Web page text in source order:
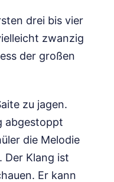
drei bis vier
zwanzig
der großen
zu jagen.
abgestoppt
die Melodie
Der Klang ist
Er kann